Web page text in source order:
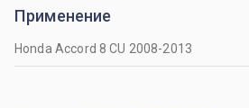
Применение
Honda Accord 8 CU 2008-2013